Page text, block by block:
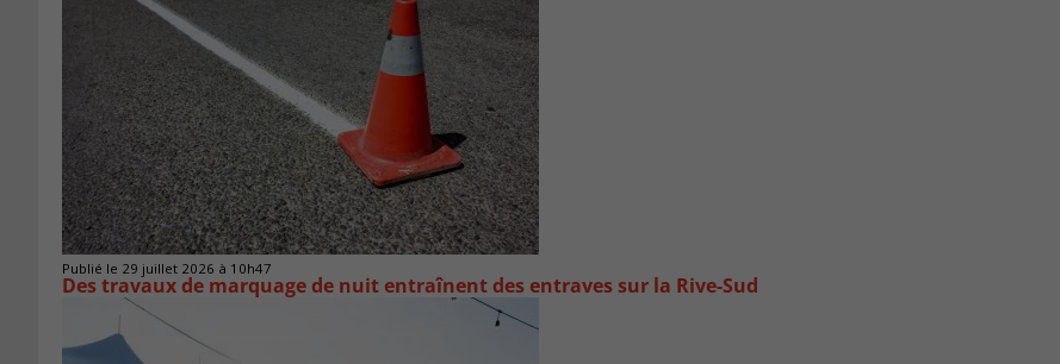
Publié le 29 juillet 2026 à 10h47
Des travaux de marquage de nuit entraînent des entraves sur la Rive-Sud